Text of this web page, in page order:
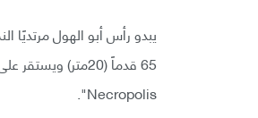
Necropolis".